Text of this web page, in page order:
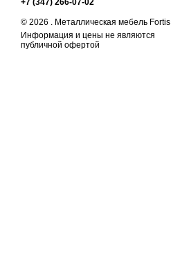
+7 (347) 266-07-02
© 2026 . Металлическая мебель Fortis
Информация и цены не являются
публичной офертой